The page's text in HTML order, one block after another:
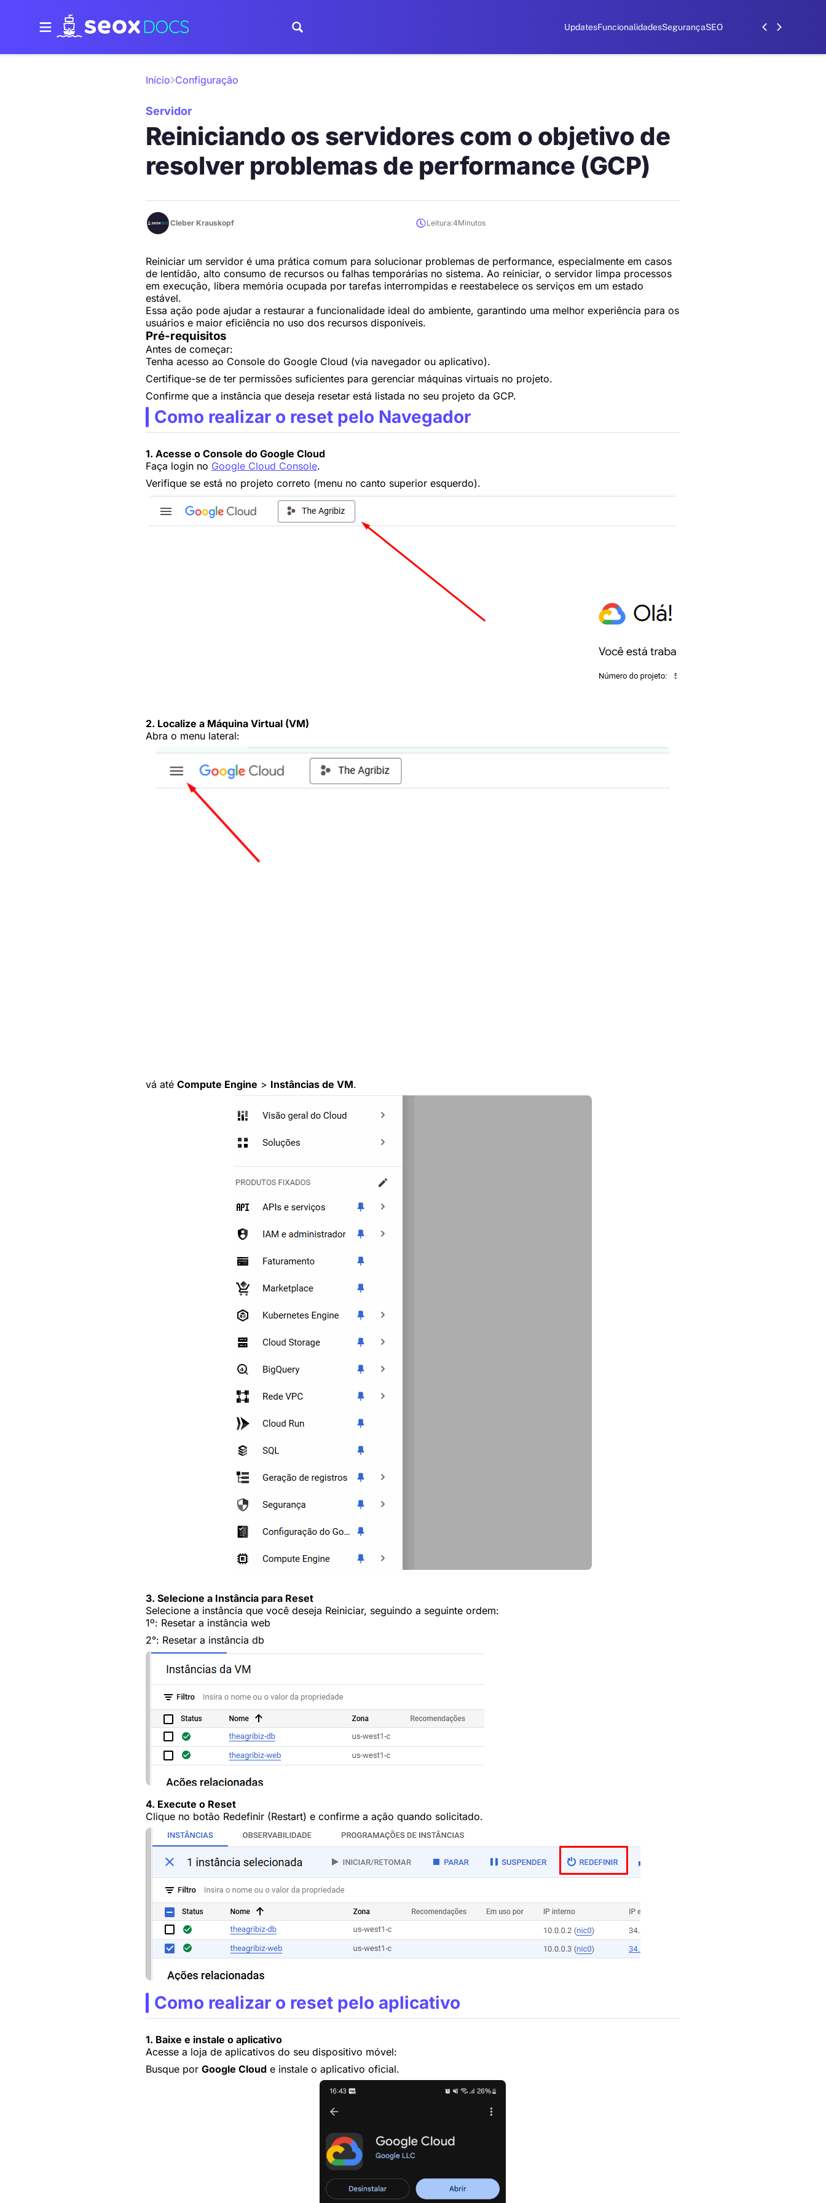
UpdatesFuncionalidadesSegurançaSEO
Início Configuração
Servidor
Reiniciando os servidores com o objetivo de
resolver problemas de performance (GCP)
Cleber Krauskopf Leitura:4Minutos
Reiniciar um servidor é uma prática comum para solucionar problemas de performance, especialmente em casos
de lentidão, alto consumo de recursos ou falhas temporárias no sistema. Ao reiniciar, o servidor limpa processos
em execução, libera memória ocupada por tarefas interrompidas e reestabelece os serviços em um estado
estável.
Essa ação pode ajudar a restaurar a funcionalidade ideal do ambiente, garantindo uma melhor experiência para os
usuários e maior eficiência no uso dos recursos disponíveis.
Pré-requisitos
Antes de começar:
Tenha acesso ao Console do Google Cloud (via navegador ou aplicativo).
Certifique-se de ter permissões suficientes para gerenciar máquinas virtuais no projeto.
Confirme que a instância que deseja resetar está listada no seu projeto da GCP.
Como realizar o reset pelo Navegador
1. Acesse o Console do Google Cloud
Faça login no Google Cloud Console.
Verifique se está no projeto correto (menu no canto superior esquerdo).
2. Localize a Máquina Virtual (VM)
Abra o menu lateral:
vá até Compute Engine > Instâncias de VM.
3. Selecione a Instância para Reset
Selecione a instância que você deseja Reiniciar, seguindo a seguinte ordem:
1º: Resetar a instância web
2°: Resetar a instância db
4. Execute o Reset
Clique no botão Redefinir (Restart) e confirme a ação quando solicitado.
Como realizar o reset pelo aplicativo
1. Baixe e instale o aplicativo
Acesse a loja de aplicativos do seu dispositivo móvel:
Busque por Google Cloud e instale o aplicativo oficial.